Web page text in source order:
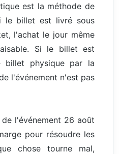
est la méthode de
le billet est livré sous
l'achat le jour même
Si le billet est
billet physique par la
l'événement n'est pas
l'événement 26 août
pour résoudre les
chose tourne mal,